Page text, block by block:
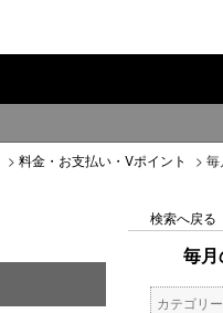
> 料金・お支払い・Vポイント > 毎
検索へ戻る
毎
カテゴリ